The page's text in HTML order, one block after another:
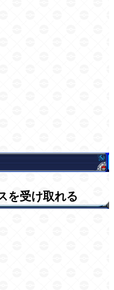
を受け取れる